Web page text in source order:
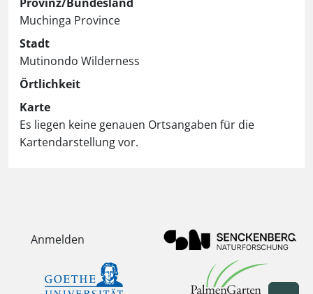
Muchinga Province
Stadt
Mutinondo Wilderness
Örtlichkeit
Karte
Es liegen keine genauen Ortsangaben für die
Kartendarstellung vor.
Anmelden